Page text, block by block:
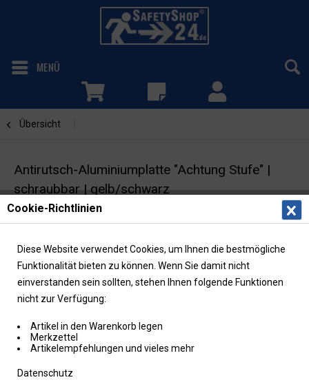
MENÜ
Übersicht
Antirutsch-Aluminiumplatte "Achtung Stufe" |
schraubbar | gelb/schwarz
Cookie-Richtlinien
Diese Website verwendet Cookies, um Ihnen die bestmögliche
Funktionalität bieten zu können. Wenn Sie damit nicht
einverstanden sein sollten, stehen Ihnen folgende Funktionen
nicht zur Verfügung:
Artikel in den Warenkorb legen
Merkzettel
Artikelempfehlungen und vieles mehr
Datenschutz